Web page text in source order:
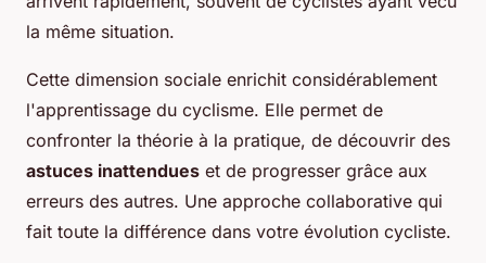
la même situation.
Cette dimension sociale enrichit considérablement
l'apprentissage du cyclisme. Elle permet de
confronter la théorie à la pratique, de découvrir des
astuces inattendues et de progresser grâce aux
erreurs des autres. Une approche collaborative qui
fait toute la différence dans votre évolution cycliste.